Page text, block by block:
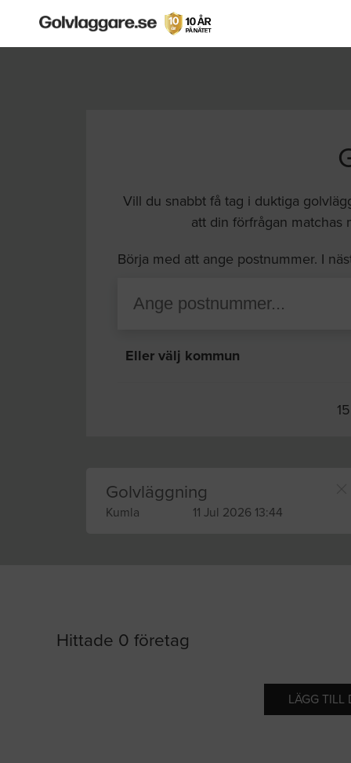
Vill du snabbt få tag i duktiga
att din förfrågan matchas
Börja med att ange postnummer. I
Eller välj kommun
Golvläggning
Kumla 11 Jul 2026 13:44
Hittade 0 företag
LÄGG TILL